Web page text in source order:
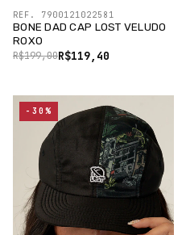
BONE DAD CAP LOST VELUDO
ROXO
R$119,40
R$199,00
REF. 7900121022581
-30%